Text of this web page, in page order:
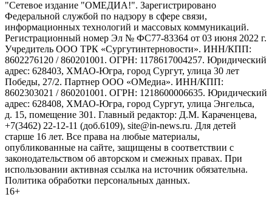
"Сетевое издание "ОМЕДИА!". Зарегистрировано
Федеральной службой по надзору в сфере связи,
информационных технологий и массовых коммуникаций.
Регистрационный номер Эл № ФС77-83364 от 03 июня 2022 г.
Учредитель ООО ТРК «Сургутинтерновости». ИНН/КПП:
8602276120 / 860201001. ОГРН: 1178617004257. Юридический
адрес: 628403, ХМАО-Югра, город Сургут, улица 30 лет
Победы, 27/2. Партнер ООО «ОМедиа». ИНН/КПП:
8602303021 / 860201001. ОГРН: 1218600006635. Юридический
адрес: 628408, ХМАО-Югра, город Сургут, улица Энгельса,
д. 15, помещение 301. Главный редактор: Д.М. Караченцева,
+7(3462) 22-12-11 (доб.6109), site@in-news.ru. Для детей
старше 16 лет. Все права на любые материалы,
опубликованные на сайте, защищены в соответствии с
законодательством об авторском и смежных правах. При
использовании активная ссылка на источник обязательна.
Политика обработки персональных данных.
16+